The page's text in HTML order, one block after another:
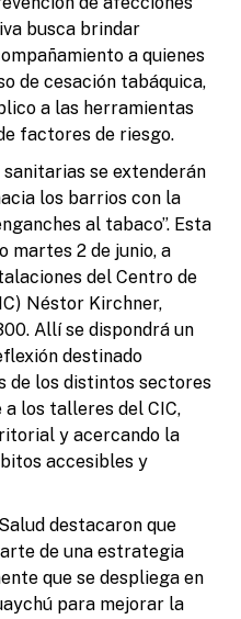
busca brindar
a quienes
de cesación tabáquica,
a las herramientas
factores de riesgo.
se extenderán
los barrios con la
al tabaco”. Esta
martes 2 de junio, a
del Centro de
Néstor Kirchner,
Allí se dispondrá un
destinado
de los distintos sectores
los talleres del CIC,
y acercando la
accesibles y
destacaron que
de una estrategia
que se despliega en
para mejorar la